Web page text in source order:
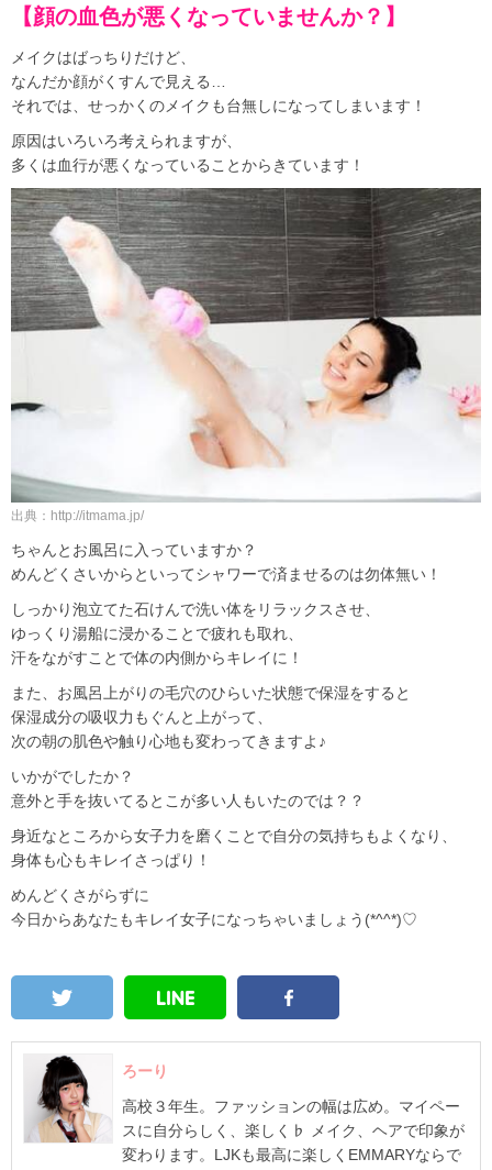
【顔の血色が悪くなっていませんか？】
メイクはばっちりだけど、
なんだか顔がくすんで見える…
それでは、せっかくのメイクも台無しになってしまいます！
原因はいろいろ考えられますが、
多くは血行が悪くなっていることからきています！
出典：http://itmama.jp/
ちゃんとお風呂に入っていますか？
めんどくさいからといってシャワーで済ませるのは勿体無い！
しっかり泡立てた石けんで洗い体をリラックスさせ、
ゆっくり湯船に浸かることで疲れも取れ、
汗をながすことで体の内側からキレイに！
また、お風呂上がりの毛穴のひらいた状態で保湿をすると
保湿成分の吸収力もぐんと上がって、
次の朝の肌色や触り心地も変わってきますよ♪
いかがでしたか？
意外と手を抜いてるとこが多い人もいたのでは？？
身近なところから女子力を磨くことで自分の気持ちもよくなり、
身体も心もキレイさっぱり！
めんどくさがらずに
今日からあなたもキレイ女子になっちゃいましょう(*^^*)♡
ろーり
高校３年生。ファッションの幅は広め。マイペー
スに自分らしく、楽しく♭ メイク、ヘアで印象が
変わります。LJKも最高に楽しくEMMARYならで